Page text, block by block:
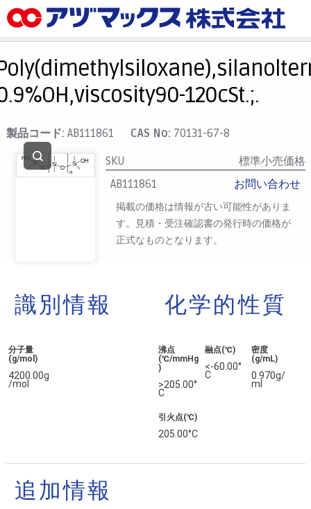
メニュー
お気に入り
カート
マイアカウント
主要取扱ブランド
代理店一覧
120cSt.;.
製品コード: AB111861 CAS No: 70131-67-8
SKU
標準小売価格
AB111861
お問い合わせ
掲載の価格は情報が古い可能性がありま
す。見積・受注確認書の発行時の価格が
正式なものとなります。
識別情報
分子量
(g/mol)
4200.00g
/mol
化学的性質
沸点
(℃/mmHg
)
>205.00°
C
融点(℃)
<-60.00°
C
密度
(g/mL)
0.970g/
ml
引火点(℃)
205.00°C
追加情報